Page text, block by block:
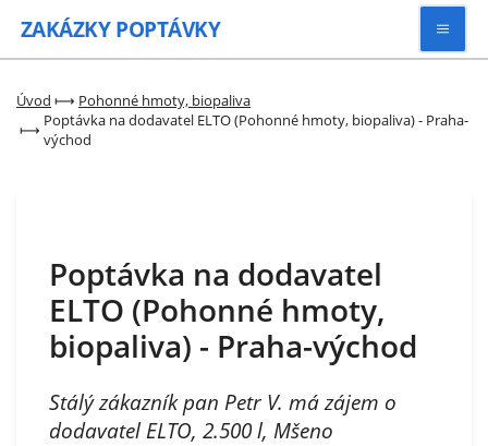
ZAKÁZKY POPTÁVKY
Vyhledávat
Zaregistrovat se
Úvod ⟼ Pohonné hmoty, biopaliva
⟼ Poptávka na dodavatel ELTO (Pohonné hmoty, biopaliva) - Praha-
východ
Poptávka na dodavatel
ELTO (Pohonné hmoty,
biopaliva) - Praha-východ
Stálý zákazník pan Petr V. má zájem o
dodavatel ELTO, 2.500 l, Mšeno